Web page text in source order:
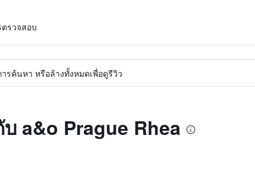
รวจสอบ
รค้นหา หรือล้างทั้งหมดเพื่อดูรีวิว
a&o Prague Rhea